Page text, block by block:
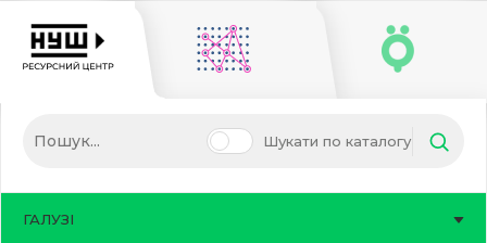
Шукати по каталогу
ГАЛУЗІ